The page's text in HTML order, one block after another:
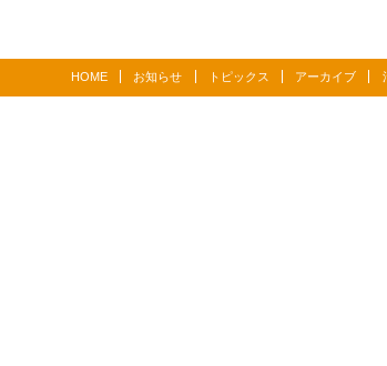
HOME お知らせ トピックス アーカイブ